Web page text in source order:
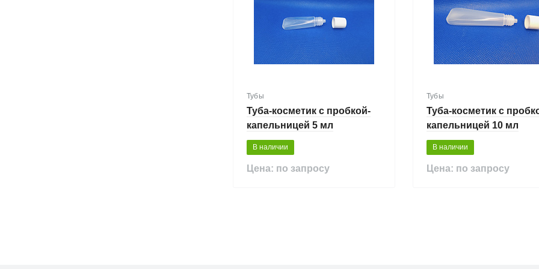
Тубы
Туба-косметик с пробкой-
капельницей 5 мл
В наличии
Цена: по запросу
Тубы
Туба-косметик с
капельницей 10 мл
В наличии
Цена: по запросу